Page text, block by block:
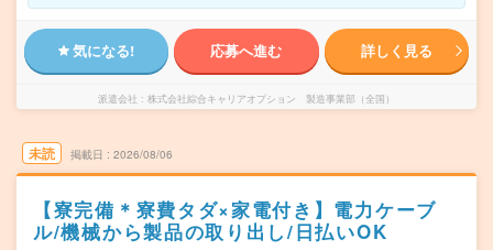
気になる! 応募へ進む 詳しく見る
派遣会社 株式会社綜合キャリアオプション 製造事業部（全国）
未読 掲載日 2026/08/06
【寮完備＊寮費タダ×家電付き】電力ケーブ
ル/機械から製品の取り出し/日払いOK